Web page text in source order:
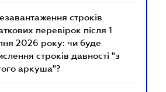
строків
перевірок після 1
2026 року: чи буде
строків давності "з
аркуша"?